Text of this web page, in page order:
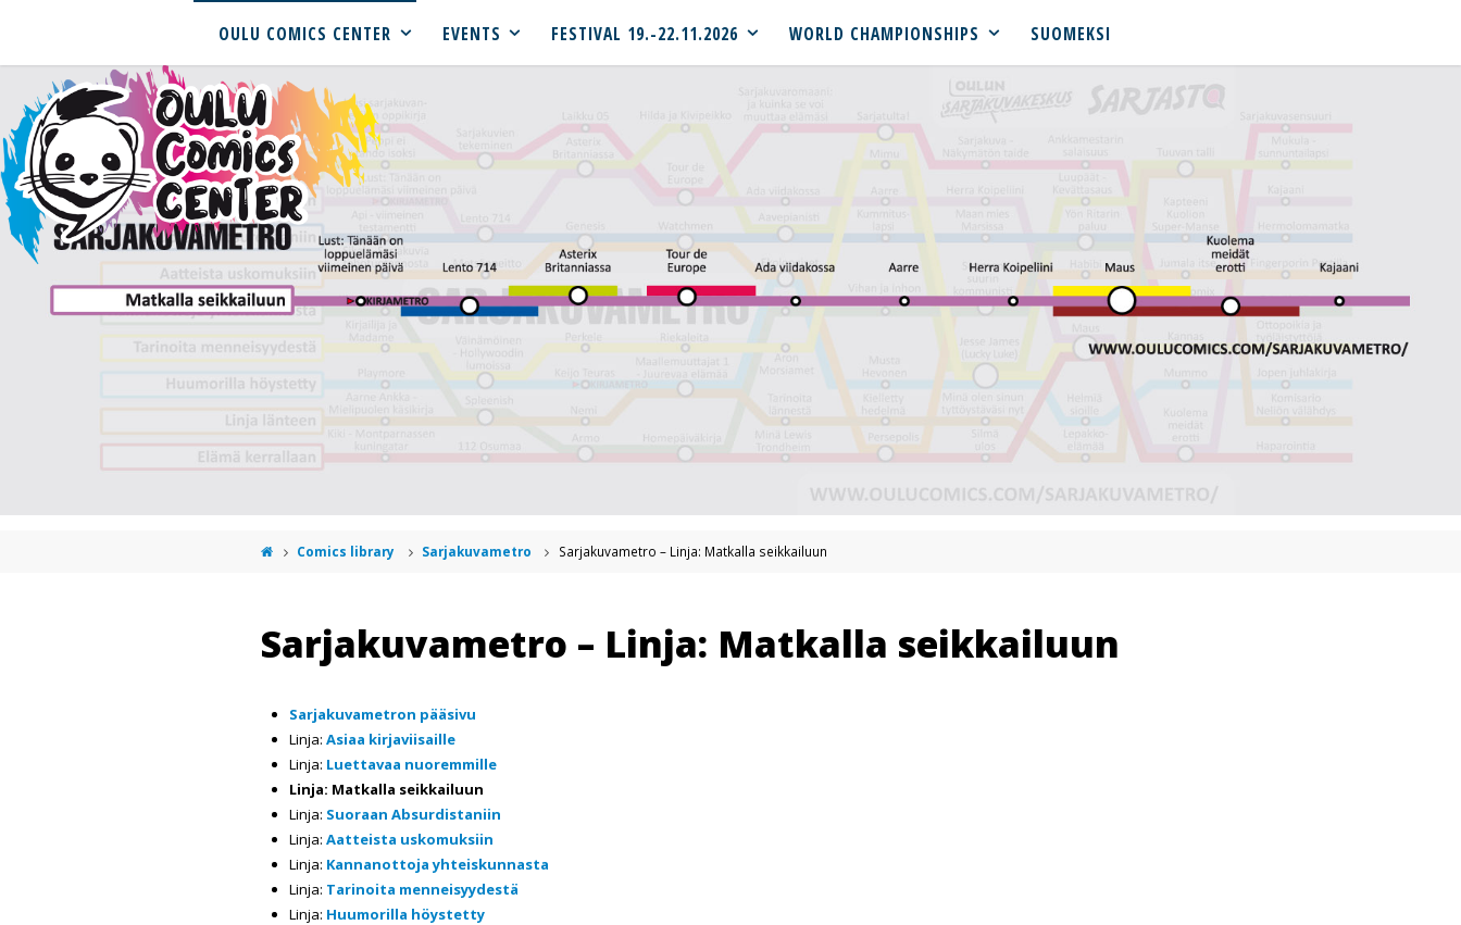
OULU COMICS CENTER EVENTS FESTIVAL 19.-22.11.2026 WORLD CHAMPIONSHIPS SUOMEKSI
Comics library Sarjakuvametro Sarjakuvametro – Linja: Matkalla seikkailuun
Sarjakuvametro – Linja: Matkalla seikkailuun
Sarjakuvametron pääsivu
Linja: Asiaa kirjaviisaille
Linja: Luettavaa nuoremmille
Linja: Matkalla seikkailuun
Linja: Suoraan Absurdistaniin
Linja: Aatteista uskomuksiin
Linja: Kannanottoja yhteiskunnasta
Linja: Tarinoita menneisyydestä
Linja: Huumorilla höystetty